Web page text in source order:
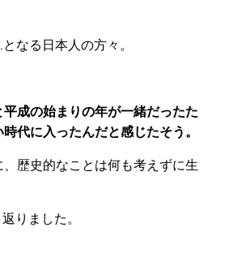
なる日本人の方々。
成の始まりの年が一緒だったた
代に入ったんだと感じたそう。
歴史的なことは何も考えずに生
りました。